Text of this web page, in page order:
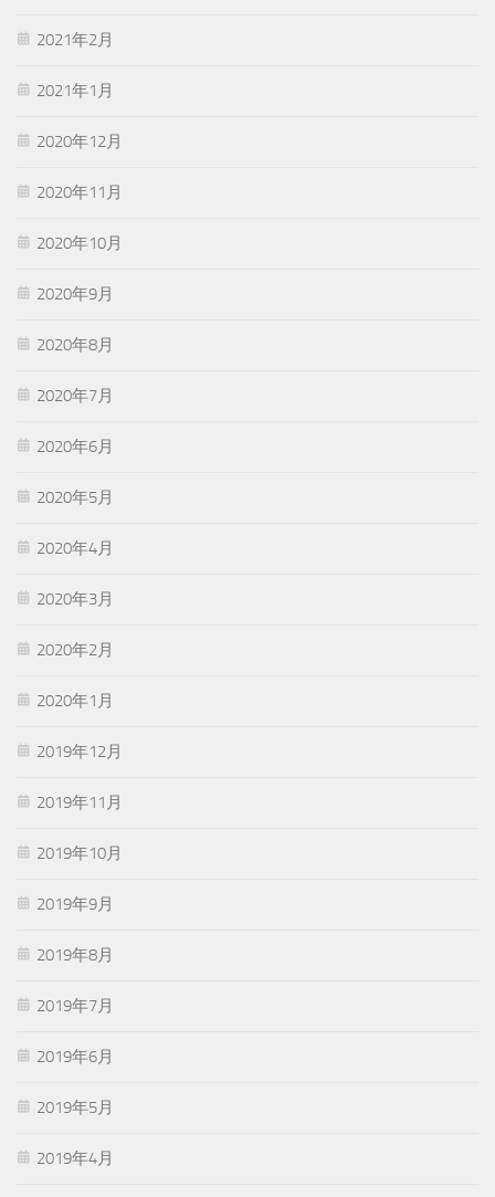
2021年2月
2021年1月
2020年12月
2020年11月
2020年10月
2020年9月
2020年8月
2020年7月
2020年6月
2020年5月
2020年4月
2020年3月
2020年2月
2020年1月
2019年12月
2019年11月
2019年10月
2019年9月
2019年8月
2019年7月
2019年6月
2019年5月
2019年4月